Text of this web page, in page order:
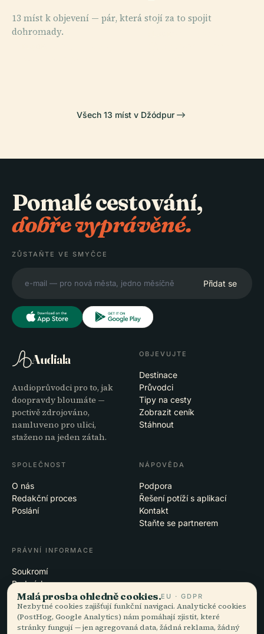
13 míst k objevení — pár, která stojí za to spojit
dohromady.
PLACE
PLACE
Všech 13 míst v Džódpur
Pomalé cestování,
dobře vyprávěné.
ZŮSTAŇTE VE SMYČCE
Přidat se
Audiala
Audioprůvodci pro to, jak
doopravdy bloumáte —
poctivě zdrojováno,
namluveno pro ulici,
staženo na jeden zátah.
OBJEVUJTE
Destinace
Průvodci
Tipy na cesty
Zobrazit ceník
Stáhnout
SPOLEČNOST
O nás
Redakční proces
Poslání
NÁPOVĚDA
Podpora
Řešení potíží s aplikací
Kontakt
Staňte se partnerem
PRÁVNÍ INFORMACE
Soukromí
Podmínky
Nastavení cookies
Smazat účet
Malá prosba ohledně cookies.EU · GDPR
Nezbytné cookies zajišťují funkční navigaci. Analytické cookies
(PostHog, Google Analytics) nám pomáhají zjistit, které
stránky fungují — jen agregovaná data, žádná reklama, žádný